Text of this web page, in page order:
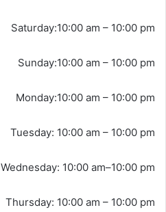
Saturday:10:00 am – 10:00 pm
Sunday:10:00 am – 10:00 pm
Monday:10:00 am – 10:00 pm
Tuesday: 10:00 am – 10:00 pm
Wednesday: 10:00 am–10:00 pm
Thursday: 10:00 am – 10:00 pm